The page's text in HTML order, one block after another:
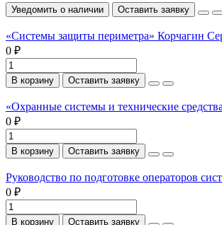
Уведомить о наличии Оставить заявку
«Системы защиты периметра» Корчагин
0 ₽
В корзину Оставить заявку
«Охранные системы и технические
0 ₽
В корзину Оставить заявку
Руководство по подготовке операторов
0 ₽
В корзину Оставить заявку